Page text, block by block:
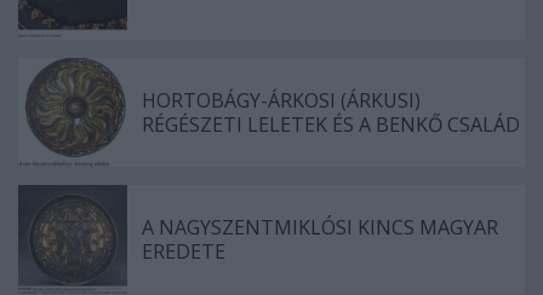
HORTOBÁGY-ÁRKOSI (ÁRKUSI)
RÉGÉSZETI LELETEK ÉS A BENKŐ CSALÁD
A NAGYSZENTMIKLÓSI KINCS MAGYAR
EREDETE